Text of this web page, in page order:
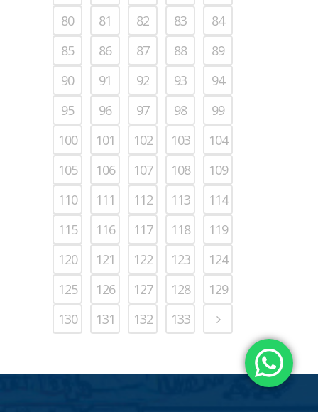
80
81 82 83
84
85
86 87 88
89
90
91 92 93
94
95
96 97 98
99
100
101 102 103
104
105
106 107 108
109
110
111 112 113
114
115
116 117 118
119
120
121 122 123
124
125
126 127 128
129
130
131 132 133